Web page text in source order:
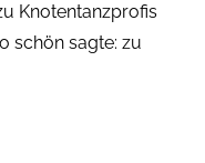
Knotentanzprofis
schön sagte: zu